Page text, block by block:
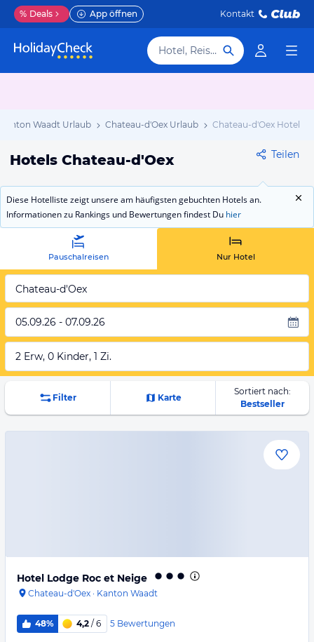
% Deals App öffnen Kontakt
Hotel, Reiseziel
Kanton Waadt Urlaub Chateau-d'Oex Urlaub Chateau-d'Oex Hotels
Hotels Chateau-d'Oex Teilen
Diese Hotelliste zeigt unsere am häufigsten gebuchten Hotels an.
Informationen zu Rankings und Bewertungen findest Du hier
Pauschalreisen Nur Hotel
Chateau-d'Oex
05.09.26 - 07.09.26
2 Erw, 0 Kinder, 1 Zi.
Filter Karte
Sortiert nach:
Bestseller
Hotel Lodge Roc et Neige
Chateau-d'Oex · Kanton Waadt
48% 4,2 / 6 5 Bewertungen